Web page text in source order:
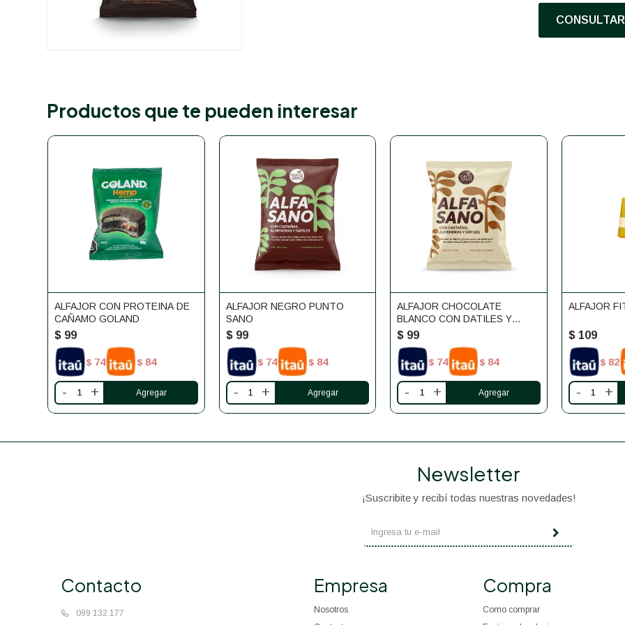
Productos que te pueden interesar
ALFAJOR CON PROTEINA DE
CAÑAMO GOLAND
$ 99
$ 74 $ 84
- +
ALFAJOR NEGRO PUNTO
SANO
$ 99
$ 74 $ 84
- +
ALFAJOR CHOCOLATE
BLANCO CON DATILES Y
FRUTOS SECOS PUNTO
SANO
$ 99
$ 74 $ 84
- +
ALFAJOR
$ 109
$ 82
- +
Contacto
099 132 177
Empresa
Nosotros
Compra
Como comprar
Newsletter
¡Suscribite y recibí todas nuestras novedades!